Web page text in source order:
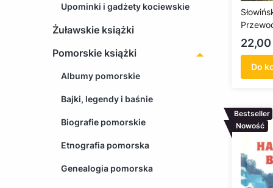
Upominki i gadżety kociewskie
Żuławskie książki
Pomorskie książki
Albumy pomorskie
Bajki, legendy i baśnie
Biografie pomorskie
Etnografia pomorska
Genealogia pomorska
Cena
22,00
Do
Bestseller
Nowość